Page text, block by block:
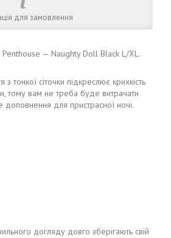
для замовлення
Penthouse — Naughty Doll Black L/XL.
сіточки підкреслює крихкість
тому вам не треба буде витрачати
доповнення для пристрасної ночі.
догляду довго зберігають свій